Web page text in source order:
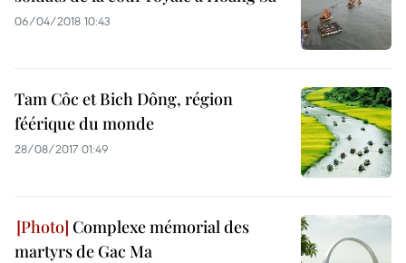
06/04/2018 10:43
Tam Côc et Bich Dông, région
féérique du monde
28/08/2017 01:49
Complexe mémorial des
martyrs de Gac Ma